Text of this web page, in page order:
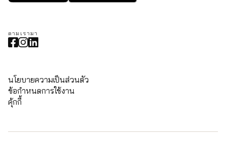
ตามเรามา
นโยบายความเป็นส่วนตัว
ข้อกำหนดการใช้งาน
คุ้กกี้